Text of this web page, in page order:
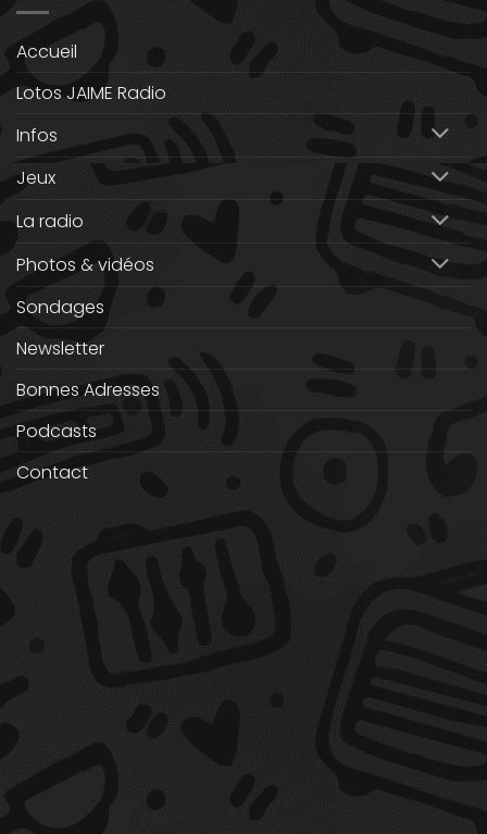
Accueil
Lotos JAIME Radio
Infos
Jeux
La radio
Photos & vidéos
Sondages
Newsletter
Bonnes Adresses
Podcasts
Contact